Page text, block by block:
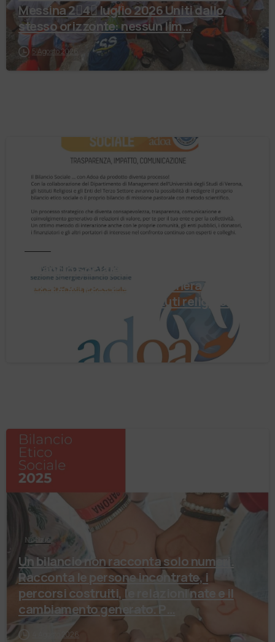
Messina 2⃣4⃣ luglio 2026 Uniti dallo
stesso orizzonte: nessun lim…
5 Agosto 2026
Il Bilancio Sociale non è un punto di
arrivo. È un percorso che genera valore!
Negli ultimi anni enti, istituti religiosi,
Notizie
Un bilancio non racconta solo numeri.
Racconta le persone incontrate, i
percorsi costruiti, le relazioni nate e il
4 Agosto 2026